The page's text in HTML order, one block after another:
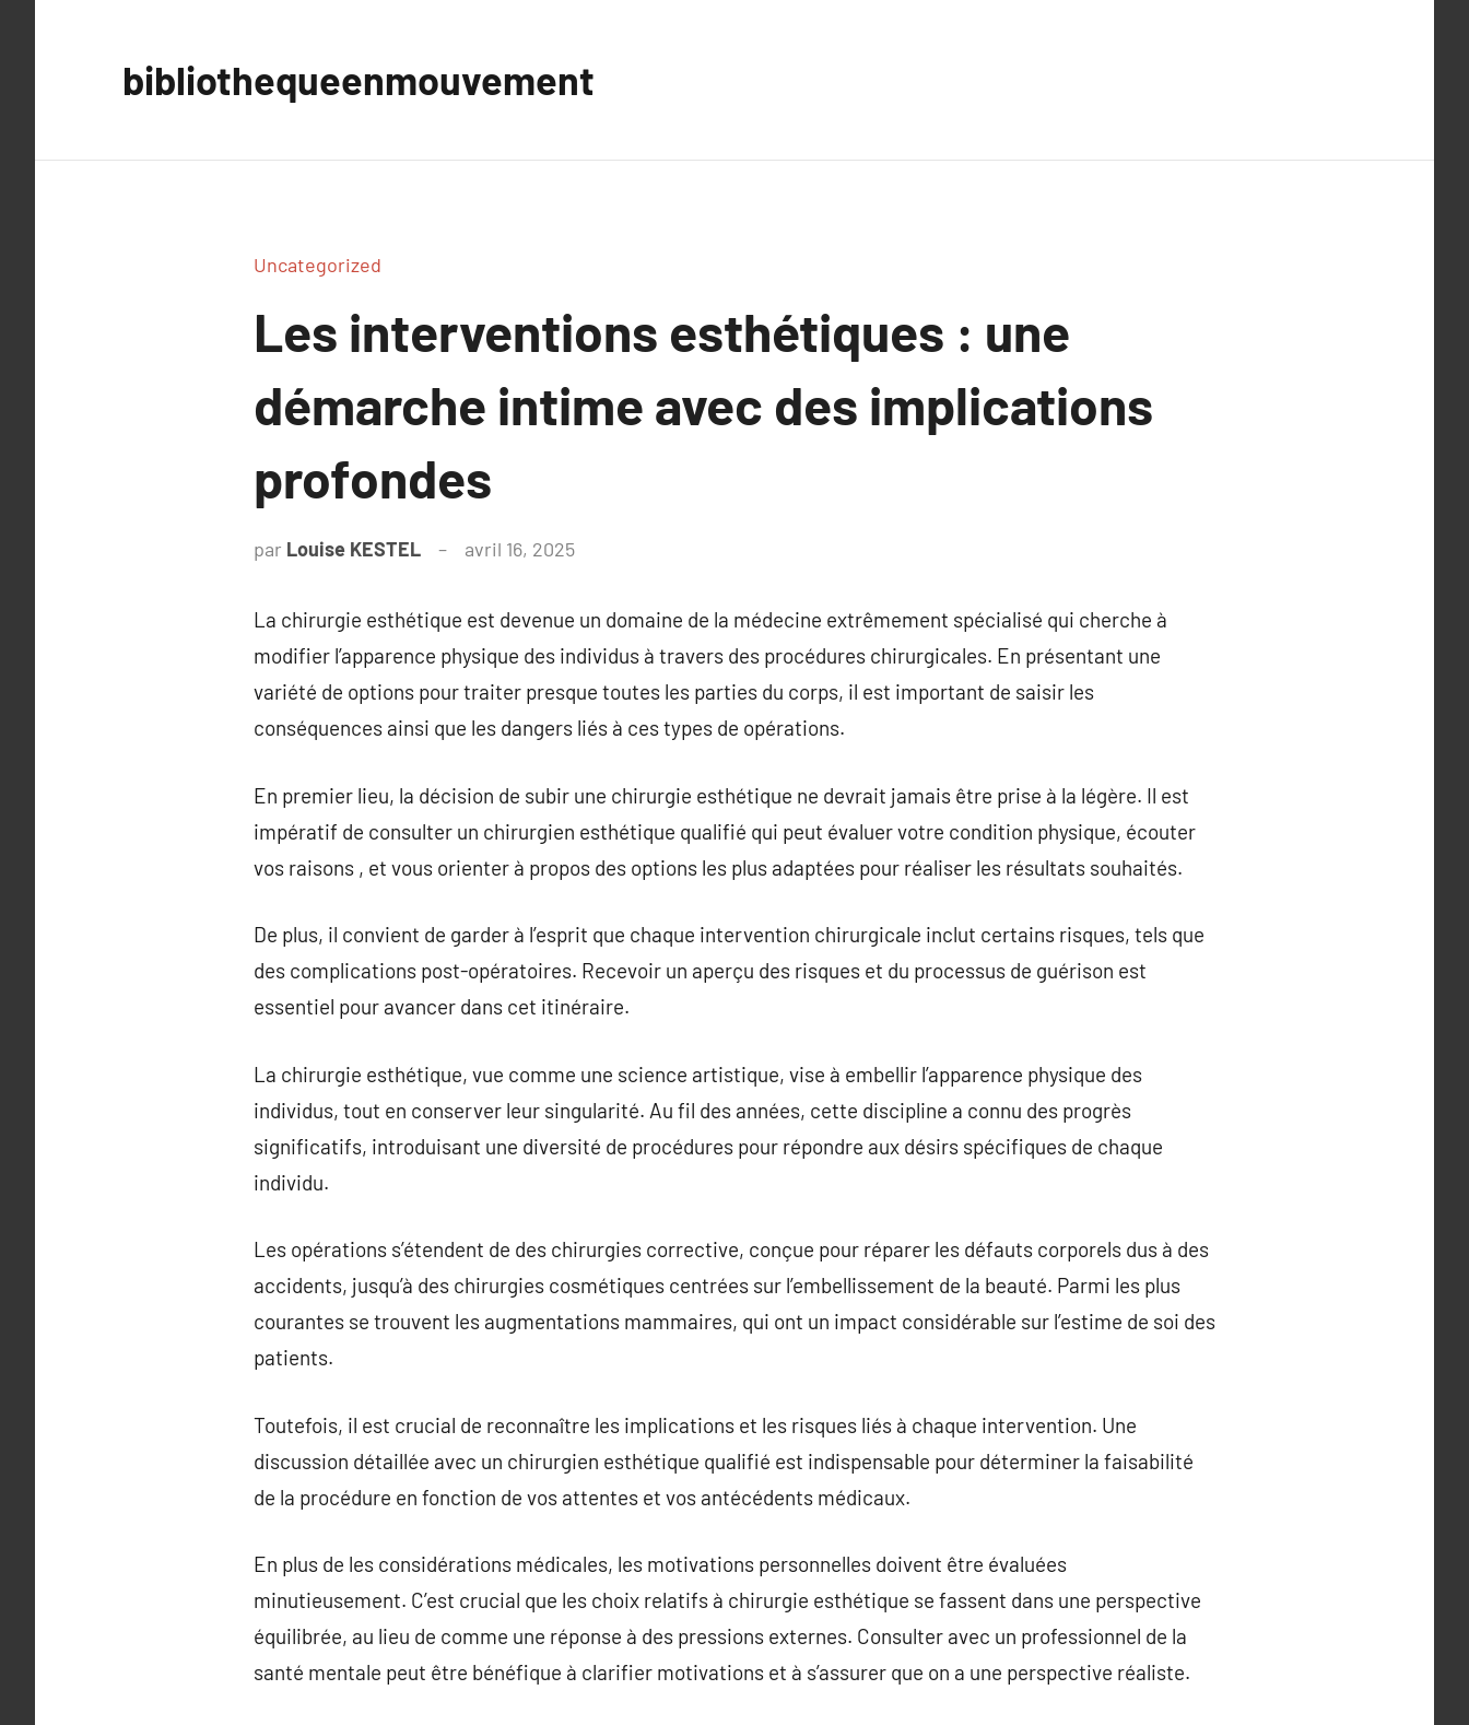
bibliothequeenmouvement
Uncategorized
Les interventions esthétiques : une
démarche intime avec des implications
profondes
par Louise KESTEL avril 16, 2025
La chirurgie esthétique est devenue un domaine de la médecine extrêmement spécialisé qui cherche à
modifier l’apparence physique des individus à travers des procédures chirurgicales. En présentant une
variété de options pour traiter presque toutes les parties du corps, il est important de saisir les
conséquences ainsi que les dangers liés à ces types de opérations.
En premier lieu, la décision de subir une chirurgie esthétique ne devrait jamais être prise à la légère. Il est
impératif de consulter un chirurgien esthétique qualifié qui peut évaluer votre condition physique, écouter
vos raisons , et vous orienter à propos des options les plus adaptées pour réaliser les résultats souhaités.
De plus, il convient de garder à l’esprit que chaque intervention chirurgicale inclut certains risques, tels que
des complications post-opératoires. Recevoir un aperçu des risques et du processus de guérison est
essentiel pour avancer dans cet itinéraire.
La chirurgie esthétique, vue comme une science artistique, vise à embellir l’apparence physique des
individus, tout en conserver leur singularité. Au fil des années, cette discipline a connu des progrès
significatifs, introduisant une diversité de procédures pour répondre aux désirs spécifiques de chaque
individu.
Les opérations s’étendent de des chirurgies corrective, conçue pour réparer les défauts corporels dus à des
accidents, jusqu’à des chirurgies cosmétiques centrées sur l’embellissement de la beauté. Parmi les plus
courantes se trouvent les augmentations mammaires, qui ont un impact considérable sur l’estime de soi des
patients.
Toutefois, il est crucial de reconnaître les implications et les risques liés à chaque intervention. Une
discussion détaillée avec un chirurgien esthétique qualifié est indispensable pour déterminer la faisabilité
de la procédure en fonction de vos attentes et vos antécédents médicaux.
En plus de les considérations médicales, les motivations personnelles doivent être évaluées
minutieusement. C’est crucial que les choix relatifs à chirurgie esthétique se fassent dans une perspective
équilibrée, au lieu de comme une réponse à des pressions externes. Consulter avec un professionnel de la
santé mentale peut être bénéfique à clarifier motivations et à s’assurer que on a une perspective réaliste.